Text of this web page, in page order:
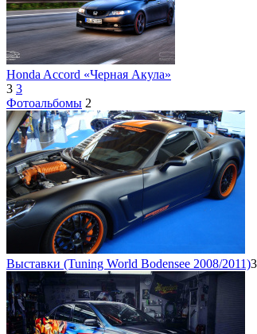
Honda Accord «Черная Акула»
3 3
Фотоальбомы 2
Выставки (Tuning World Bodensee 2008/2011)